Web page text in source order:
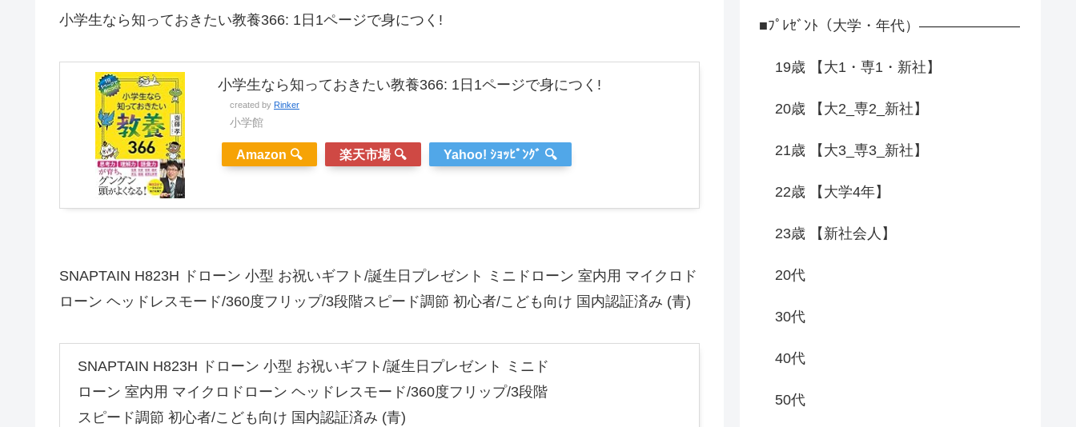
小学生なら知っておきたい教養366: 1日1ページで身につく!
小学生なら知っておきたい教養366: 1日1ページで身につく!
created by Rinker
小学館
Amazon 🔍 楽天市場 🔍 Yahoo! ｼｮｯﾋﾟﾝｸﾞ 🔍
SNAPTAIN H823H ドローン 小型 お祝いギフト/誕生日プレゼント ミニドローン 室内用 マイクロド
ローン ヘッドレスモード/360度フリップ/3段階スピード調節 初心者/こども向け 国内認証済み (青)
SNAPTAIN H823H ドローン 小型 お祝いギフト/誕生日プレゼント ミニド
ローン 室内用 マイクロドローン ヘッドレスモード/360度フリップ/3段階
スピード調節 初心者/こども向け 国内認証済み (青)
■ﾌﾟﾚｾﾞﾝﾄ（大学・年代）―――――――
19歳 【大1・専1・新社】
20歳 【大2_専2_新社】
21歳 【大3_専3_新社】
22歳 【大学4年】
23歳 【新社会人】
20代
30代
40代
50代